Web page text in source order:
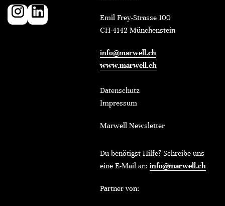
Emil Frey-Strasse 100
CH-4142 Münchenstein
info@marwell.ch
www.marwell.ch
Datenschutz
Impressum
Marwell Newsletter
Du benötigst Hilfe? Schreibe uns
eine E-Mail an: info@marwell.ch
Partner von: